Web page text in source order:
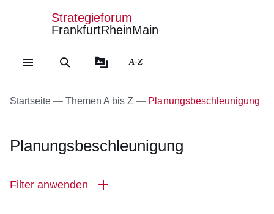
Direkt zum Kopf der
Direkt zum Inhalt
Direkt zum Fuß der
Strategieforum
FrankfurtRheinMain
A-Z
Startseite Themen A bis Z Planungsbeschleunigung
Planungsbeschleunigung
Filter anwenden